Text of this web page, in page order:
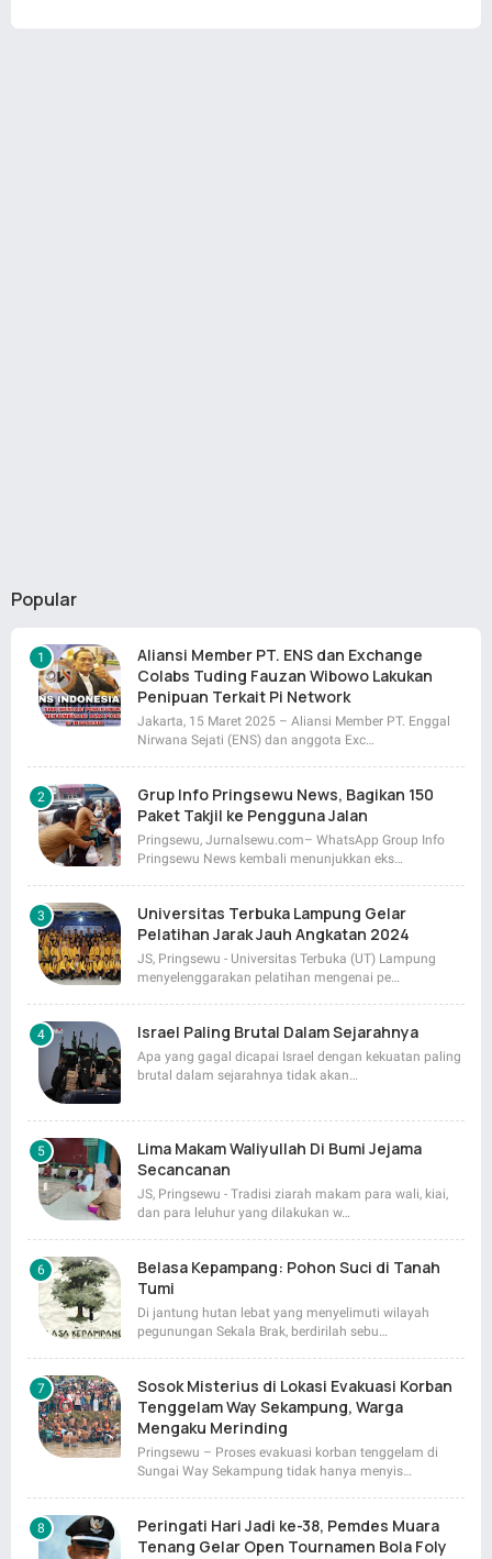
Popular
Aliansi Member PT. ENS dan Exchange
Colabs Tuding Fauzan Wibowo Lakukan
Penipuan Terkait Pi Network
Jakarta, 15 Maret 2025 – Aliansi Member PT. Enggal
Nirwana Sejati (ENS) dan anggota Exc…
Grup Info Pringsewu News, Bagikan 150
Paket Takjil ke Pengguna Jalan
Pringsewu, Jurnalsewu.com– WhatsApp Group Info
Pringsewu News kembali menunjukkan eks…
Universitas Terbuka Lampung Gelar
Pelatihan Jarak Jauh Angkatan 2024
JS, Pringsewu - Universitas Terbuka (UT) Lampung
menyelenggarakan pelatihan mengenai pe…
Israel Paling Brutal Dalam Sejarahnya
Apa yang gagal dicapai Israel dengan kekuatan paling
brutal dalam sejarahnya tidak akan…
Lima Makam Waliyullah Di Bumi Jejama
Secancanan
JS, Pringsewu - Tradisi ziarah makam para wali, kiai,
dan para leluhur yang dilakukan w…
Belasa Kepampang: Pohon Suci di Tanah
Tumi
Di jantung hutan lebat yang menyelimuti wilayah
pegunungan Sekala Brak, berdirilah sebu…
Sosok Misterius di Lokasi Evakuasi Korban
Tenggelam Way Sekampung, Warga
Mengaku Merinding
Pringsewu – Proses evakuasi korban tenggelam di
Sungai Way Sekampung tidak hanya menyis…
Peringati Hari Jadi ke-38, Pemdes Muara
Tenang Gelar Open Tournamen Bola Foly